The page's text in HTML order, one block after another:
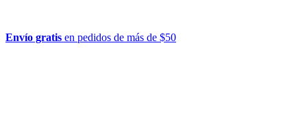
Envío gratis en pedidos de más de $50